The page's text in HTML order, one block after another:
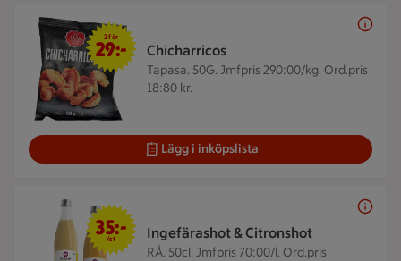
Chicharricos
Tapasa. 50G. Jmfpris 290:00/kg. Ord.pris
18:80 kr.
2 för 29 kr
2 för
29:-
Lägg i inköpslista
Ingefärashot & Citronshot
RÅ. 50cl. Jmfpris 70:00/l. Ord.pris
35 kr/st
35:-
/st